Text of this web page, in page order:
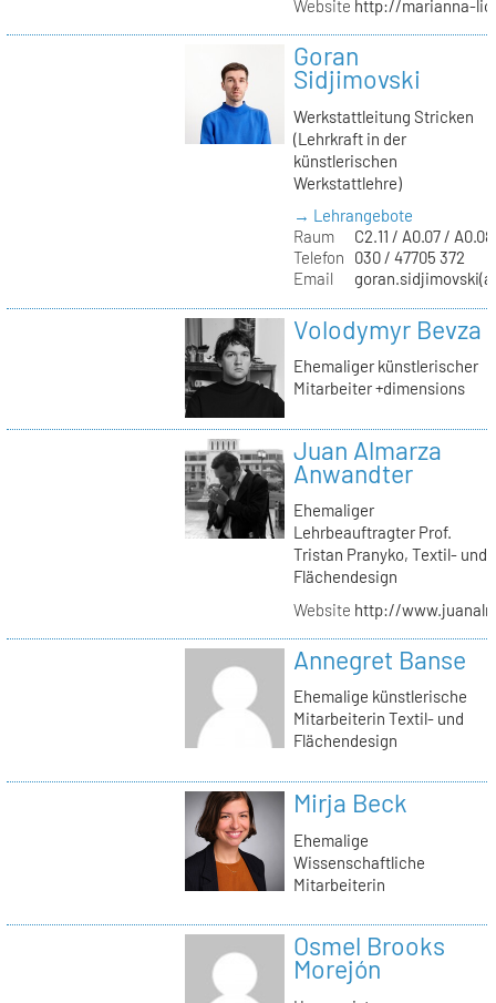
Website http://marianna-
Goran
Sidjimovski
Werkstattleitung Stricken
(Lehrkraft in der
künstlerischen
Werkstattlehre)
→ Lehrangebote
Raum
C2.11 / A0.07 / A0.08
Telefon
030 / 47705 372
Email
Volodymyr Bevza
Ehemaliger künstlerischer
Mitarbeiter +dimensions
Juan Almarza
Anwandter
Ehemaliger
Lehrbeauftragter Prof.
Tristan Pranyko, Textil- und
Flächendesign
Website http://
Annegret Banse
Ehemalige künstlerische
Mitarbeiterin Textil- und
Flächendesign
Mirja Beck
Ehemalige
Wissenschaftliche
Mitarbeiterin
Osmel Brooks
Morejón